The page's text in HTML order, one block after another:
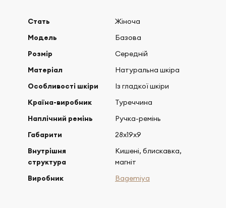
Стать
Жіноча
Модель
Базова
Розмір
Середній
Матеріал
Натуральна шкіра
Особливості шкіри
Із гладкої шкіри
Країна-виробник
Туреччина
Наплічний ремінь
Ручка-ремінь
Габарити
28х19х9
Внутрішня
структура
Кишені, блискавка,
магніт
Виробник
Bagemiya